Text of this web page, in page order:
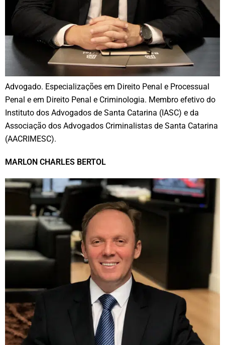
Advogado. Especializações em Direito Penal e Processual
Penal e em Direito Penal e Criminologia. Membro efetivo do
Instituto dos Advogados de Santa Catarina (IASC) e da
Associação dos Advogados Criminalistas de Santa Catarina
(AACRIMESC).
MARLON CHARLES BERTOL